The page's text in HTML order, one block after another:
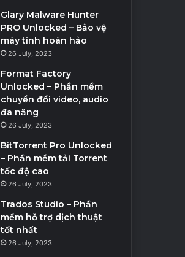
Glary Malware Hunter
PRO Unlocked – Bảo vệ
máy tính hoàn hảo
26 July, 2023
Format Factory
Unlocked – Phần mềm
chuyển đổi video, audio
đa năng
26 July, 2023
BitTorrent Pro Unlocked
– Phần mềm tải Torrent
tốc độ cao
26 July, 2023
Trados Studio – Phần
mềm hỗ trợ dịch thuật
tốt nhất
26 July, 2023